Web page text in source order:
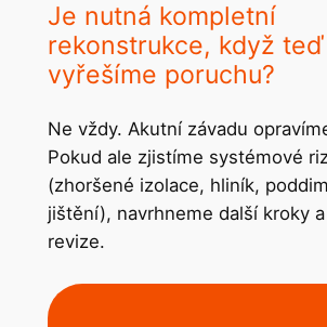
Je nutná kompletní
rekonstrukce, když teď
vyřešíme poruchu?
Ne vždy. Akutní závadu
Pokud ale zjistíme systémové
(zhoršené izolace, hliník,
jištění), navrhneme další kroky
revize.